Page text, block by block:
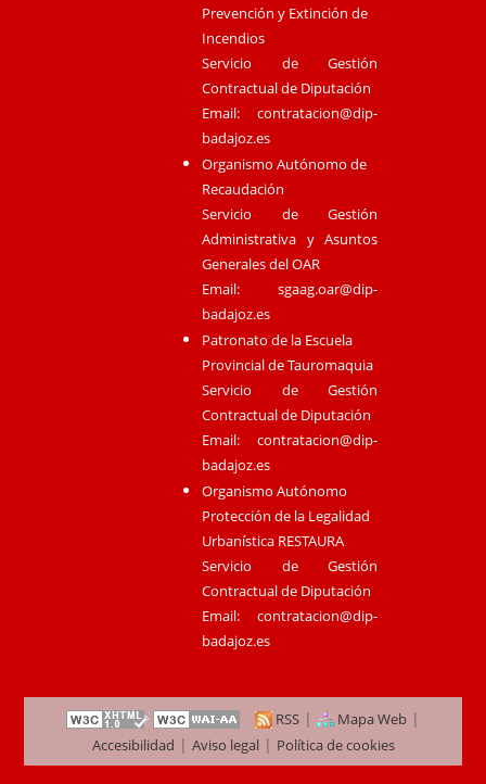
Prevención y Extinción de
Incendios
Servicio de Gestión
Contractual de Diputación
Email:contratacion@dip-
badajoz.es
Organismo Autónomo de
Recaudación
Servicio de Gestión
Administrativa y Asuntos
Generales del OAR
Email:sgaag.oar@dip-
badajoz.es
Patronato de la Escuela
Provincial de Tauromaquia
Servicio de Gestión
Contractual de Diputación
Email:contratacion@dip-
badajoz.es
Organismo Autónomo
Protección de la Legalidad
Urbanística RESTAURA
Servicio de Gestión
Contractual de Diputación
Email:contratacion@dip-
badajoz.es
RSS | Mapa Web |
Accesibilidad | Aviso legal| Política de cookies